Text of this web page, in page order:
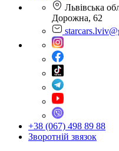
Львівська
Дорожна, 62
+38 (067) 498 89 88
Зворотній звязок